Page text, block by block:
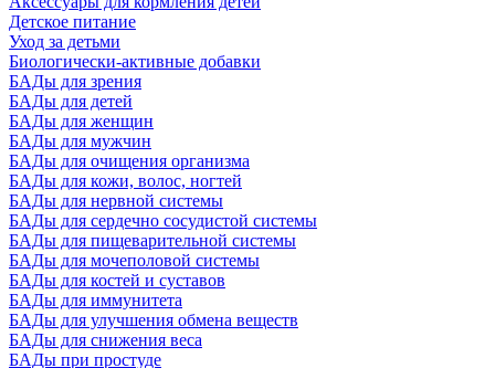
Детское питание
Уход за детьми
Биологически-активные добавки
БАДы для зрения
БАДы для детей
БАДы для женщин
БАДы для мужчин
БАДы для очищения организма
БАДы для кожи, волос, ногтей
БАДы для нервной системы
БАДы для сердечно сосудистой системы
БАДы для пищеварительной системы
БАДы для мочеполовой системы
БАДы для костей и суставов
БАДы для иммунитета
БАДы для улучшения обмена веществ
БАДы для снижения веса
БАДы при простуде